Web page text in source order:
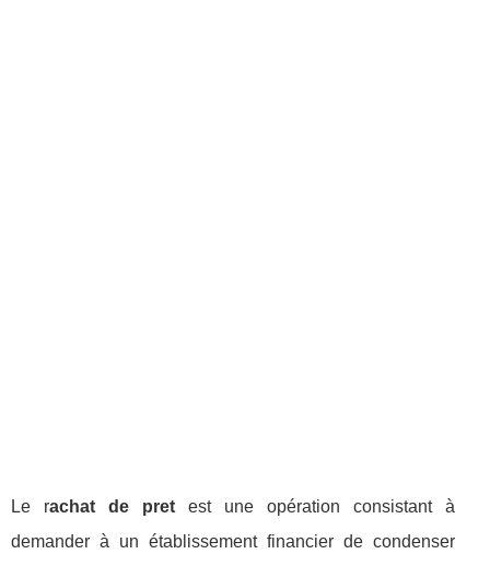
Le rachat de pretest une opération consistant à
demander à un établissement financier de condenser